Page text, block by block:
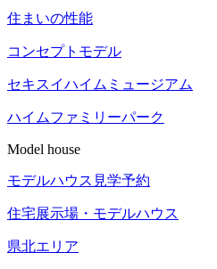
住まいの性能
コンセプトモデル
セキスイハイム ミュージアム
ハイムファミリーパーク
Model house
モデルハウス見学予約
住宅展示場 ・モデルハウス
県北エリア